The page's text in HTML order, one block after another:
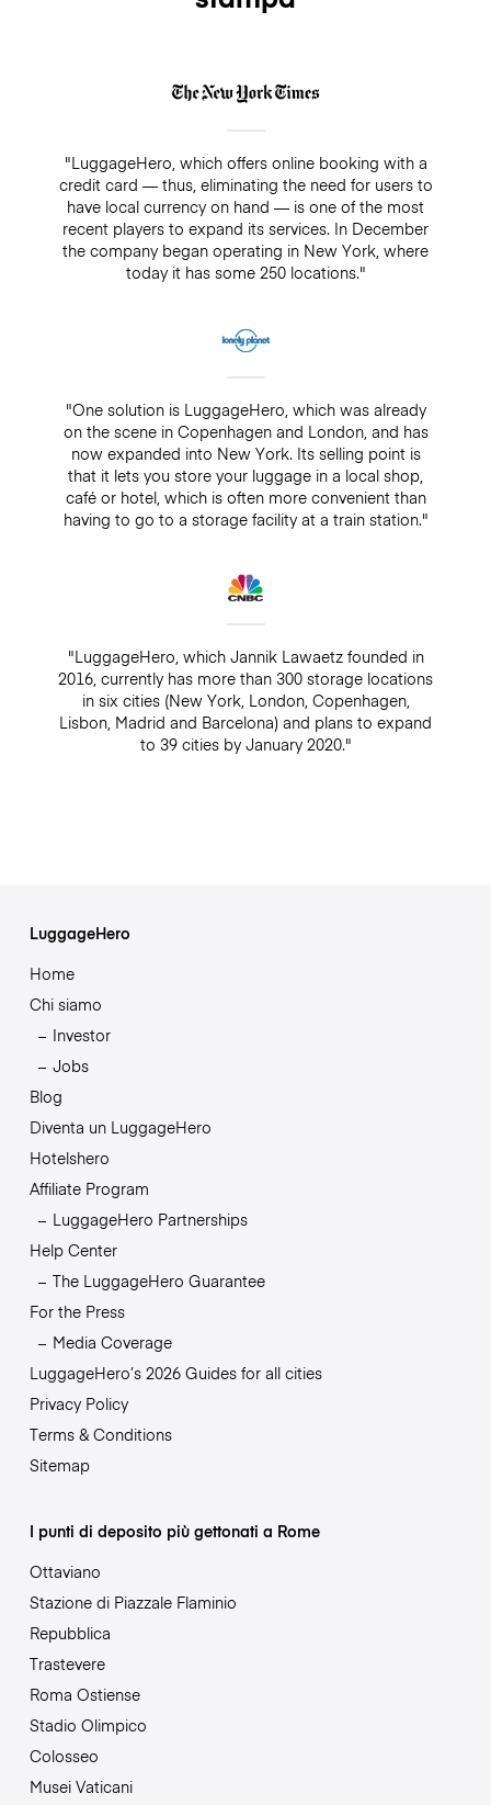
"LuggageHero, which offers online booking with a
credit card — thus, eliminating the need for users to
have local currency on hand — is one of the most
recent players to expand its services. In December
the company began operating in New York, where
today it has some 250 locations."
"One solution is LuggageHero, which was already
on the scene in Copenhagen and London, and has
now expanded into New York. Its selling point is
that it lets you store your luggage in a local shop,
café or hotel, which is often more convenient than
having to go to a storage facility at a train station."
"LuggageHero, which Jannik Lawaetz founded in
2016, currently has more than 300 storage locations
in six cities (New York, London, Copenhagen,
Lisbon, Madrid and Barcelona) and plans to expand
to 39 cities by January 2020."
LuggageHero
Home
Chi siamo
Investor
Jobs
Blog
Diventa un LuggageHero
Hotelshero
Affiliate Program
LuggageHero Partnerships
Help Center
The LuggageHero Guarantee
For the Press
Media Coverage
LuggageHero’s 2026 Guides for all cities
Privacy Policy
Terms & Conditions
Sitemap
I punti di deposito più gettonati a Rome
Ottaviano
Stazione di Piazzale Flaminio
Repubblica
Trastevere
Roma Ostiense
Stadio Olimpico
Colosseo
Musei Vaticani